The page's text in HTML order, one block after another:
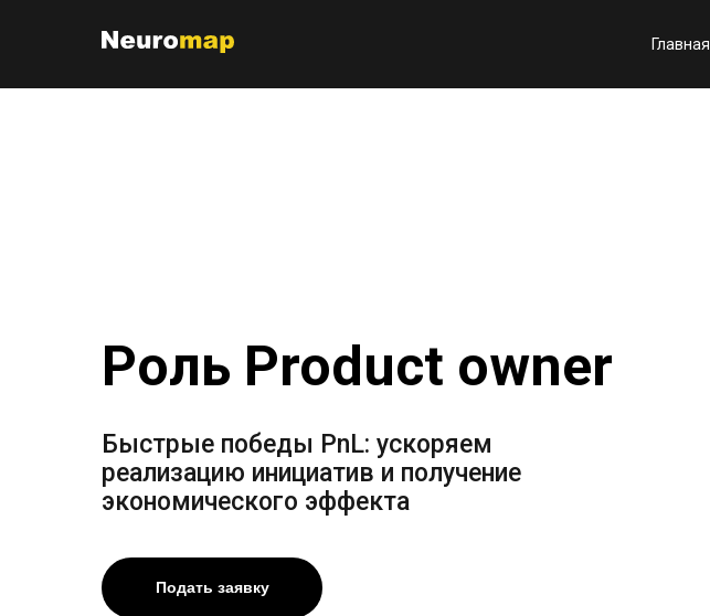
Главная
Роль Product owner
Быстрые победы PnL: ускоряем
реализацию инициатив и получение
экономического эффекта
Подать заявку